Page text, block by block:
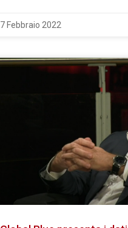
7 Febbraio 2022